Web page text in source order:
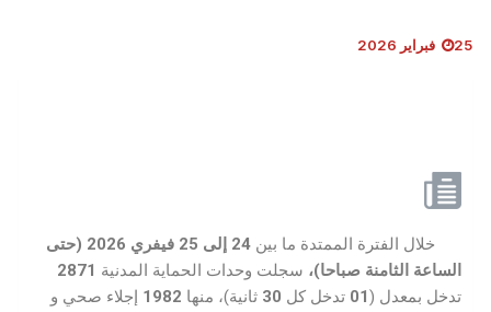
25 فبراير 2026
خلال الفترة الممتدة ما بين24 إلى 25 فيفري 2026 (
حتى
الساعة الثامنة صباحا)، سجلت وحدات الحماية المدنية 2871
تدخل بمعدل (01 تدخل كل 30 ثانية)، منها 1982 إجلاء صحي و